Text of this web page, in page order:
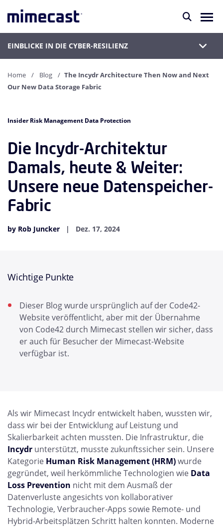
EINBLICKE IN DIE CYBER-RESILIENZ
Home Blog
The Incydr Architecture Then Now and Next
Our New Data Storage Fabric
Insider Risk Management Data Protection
Die Incydr-Architektur
Damals, heute & Weiter:
Unsere neue Datenspeicher-
Fabric
by Rob Juncker Dez. 17, 2024
Wichtige Punkte
Dieser Blog wurde ursprünglich auf der Code42-
Website veröffentlicht, aber mit der Übernahme
von Code42 durch Mimecast stellen wir sicher, dass
er auch für Besucher der Mimecast-Website
verfügbar ist.
Als wir Mimecast Incydr entwickelt haben, wussten wir,
dass wir bei der Entwicklung auf Leistung und
Skalierbarkeit achten mussten. Die Infrastruktur, die
Incydr unterstützt, musste zukunftssicher sein. Unsere
Kategorie Human Risk Management (HRM)wurde
gegründet, weil herkömmliche Technologien wie Data
Loss Prevention nicht mit dem Ausmaß der
Datenverluste angesichts von kollaborativer
Technologie, Verbraucher-Apps sowie Remote- und
Hybrid-Arbeitsplätzen Schritt halten konnten. Moderne